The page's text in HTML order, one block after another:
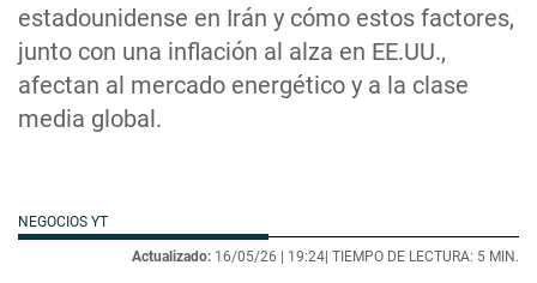
estadounidense en Irán y cómo estos factores,
junto con una inflación al alza en EE.UU.,
afectan al mercado energético y a la clase
media global.
NEGOCIOS YT
Actualizado: 16/05/26 | 19:24| TIEMPO DE LECTURA: 5 MIN.